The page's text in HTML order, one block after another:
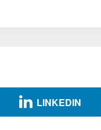
LINKEDIN